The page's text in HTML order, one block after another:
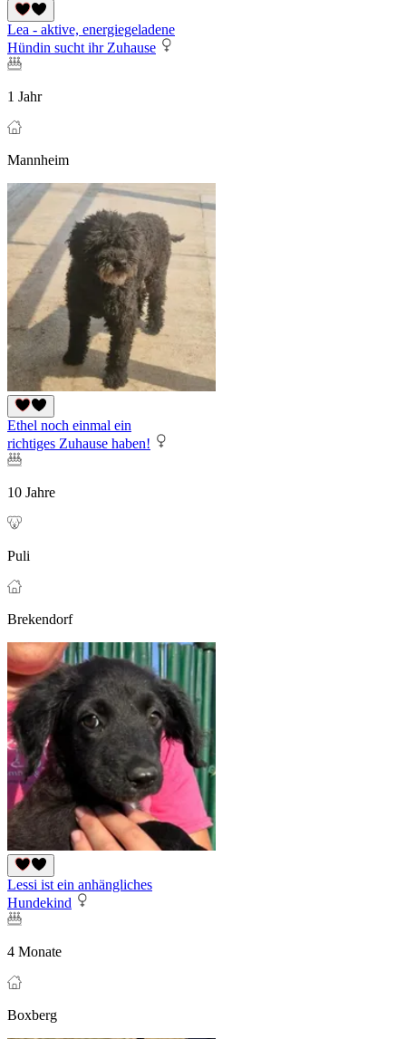
Lea - aktive, energiegeladene
Hündin sucht ihr Zuhause
1 Jahr
Mannheim
Ethel noch einmal ein
richtiges Zuhause haben!
10 Jahre
Puli
Brekendorf
Lessi ist ein anhängliches
Hundekind
4 Monate
Boxberg